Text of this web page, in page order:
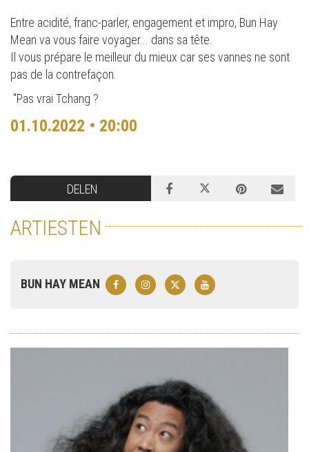
Entre acidité, franc-parler, engagement et impro, Bun Hay
Mean va vous faire voyager... dans sa tête.
Il vous prépare le meilleur du mieux car ses vannes ne sont
pas de la contrefaçon.
"Pas vrai Tchang ?
01.10.2022 • 20:00
DELEN
ARTIESTEN
BUN HAY MEAN